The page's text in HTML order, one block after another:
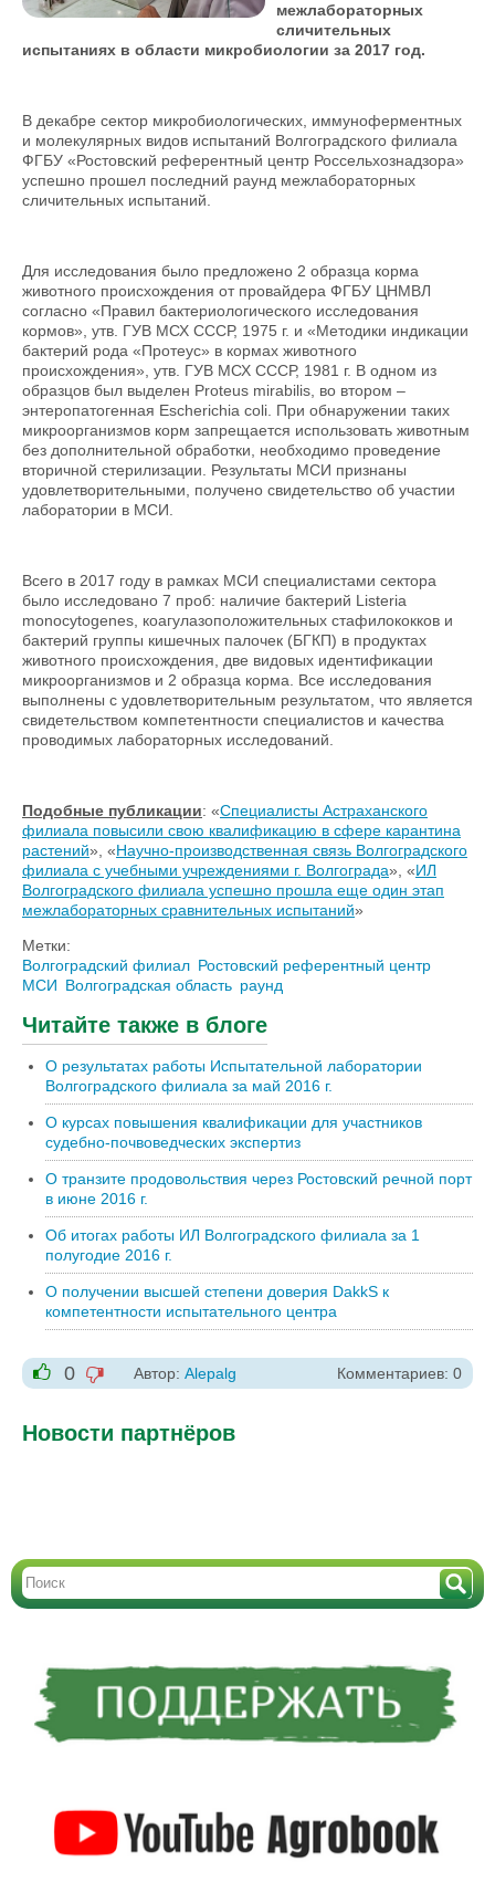
межлабораторных
сличительных
испытаниях в области микробиологии за 2017 год.
В декабре сектор микробиологических, иммуноферментных
и молекулярных видов испытаний Волгоградского филиала
ФГБУ «Ростовский референтный центр Россельхознадзора»
успешно прошел последний раунд межлабораторных
сличительных испытаний.
Для исследования было предложено 2 образца корма
животного происхождения от провайдера ФГБУ ЦНМВЛ
согласно «Правил бактериологического исследования
кормов», утв. ГУВ МСХ СССР, 1975 г. и «Методики индикации
бактерий рода «Протеус» в кормах животного
происхождения», утв. ГУВ МСХ СССР, 1981 г. В одном из
образцов был выделен Proteus mirabilis, во втором –
энтеропатогенная Escherichia coli. При обнаружении таких
микроорганизмов корм запрещается использовать животным
без дополнительной обработки, необходимо проведение
вторичной стерилизации. Результаты МСИ признаны
удовлетворительными, получено свидетельство об участии
лаборатории в МСИ.
Всего в 2017 году в рамках МСИ специалистами сектора
было исследовано 7 проб: наличие бактерий Listeria
monocytogenes, коагулазоположительных стафилококков и
бактерий группы кишечных палочек (БГКП) в продуктах
животного происхождения, две видовых идентификации
микроорганизмов и 2 образца корма. Все исследования
выполнены с удовлетворительным результатом, что является
свидетельством компетентности специалистов и качества
проводимых лабораторных исследований.
Подобные публикации: «Специалисты Астраханского
филиала повысили свою квалификацию в сфере карантина
растений», «Научно-производственная связь Волгоградского
филиала с учебными учреждениями г. Волгограда», «ИЛ
Волгоградского филиала успешно прошла еще один этап
межлабораторных сравнительных испытаний»
Метки:
Волгоградский филиал Ростовский референтный центр
МСИ Волгоградская область раунд
Читайте также в блоге
О результатах работы Испытательной лаборатории
Волгоградского филиала за май 2016 г.
О курсах повышения квалификации для участников
судебно-почвоведческих экспертиз
О транзите продовольствия через Ростовский речной порт
в июне 2016 г.
Об итогах работы ИЛ Волгоградского филиала за 1
полугодие 2016 г.
О получении высшей степени доверия DakkS к
компетентности испытательного центра
+1
0
-1
Автор: Alepalg Комментариев: 0
Новости партнёров